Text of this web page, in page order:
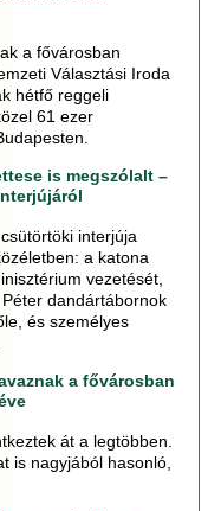
a fővárosban
Választási Iroda
hétfő reggeli
61 ezer
is megszólalt –
interjúja
a katona
vezetését,
dandártábornok
és személyes
a fővárosban
át a legtöbben.
is nagyjából hasonló,